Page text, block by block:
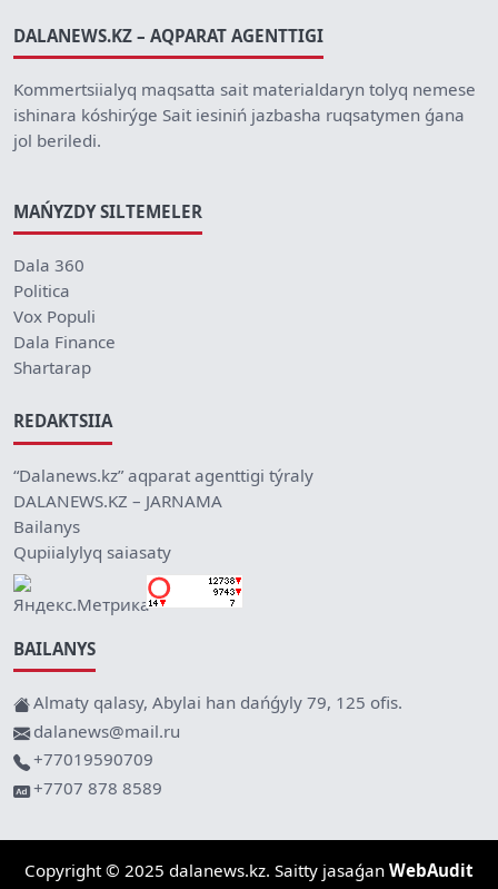
DALANEWS.KZ – AQPARAT AGENTTIGI
Kommertsiialyq maqsatta sait materialdaryn tolyq nemese
ishinara kóshirýge Sait iesiniń jazbasha ruqsatymen ǵana
jol beriledi.
MAŃYZDY SILTEMELER
Dala 360
Politica
Vox Populi
Dala Finance
Shartarap
REDAKTSIIA
“Dalanews.kz” aqparat agenttigi týraly
DALANEWS.KZ – JARNAMA
Bailanys
Qupiialylyq saiasaty
BAILANYS
Almaty qalasy, Abylai han dańǵyly 79, 125 ofis.
dalanews@mail.ru
+77019590709
+7707 878 8589
Copyright © 2025 dalanews.kz. Saitty jasaǵan WebAudit